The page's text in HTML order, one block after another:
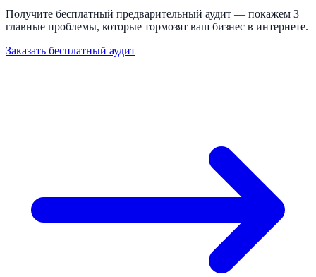
Получите бесплатный предварительный аудит — покажем 3
главные проблемы, которые тормозят ваш бизнес в интернете.
Заказать бесплатный аудит